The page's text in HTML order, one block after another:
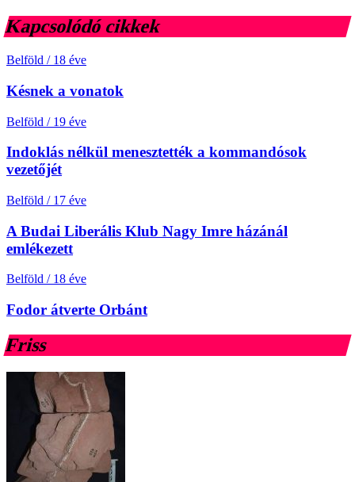
Kapcsolódó cikkek
Belföld / 18 éve
Késnek a vonatok
Belföld / 19 éve
Indoklás nélkül menesztették a kommandósok
vezetőjét
Belföld / 17 éve
A Budai Liberális Klub Nagy Imre házánál
emlékezett
Belföld / 18 éve
Fodor átverte Orbánt
Friss